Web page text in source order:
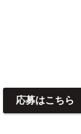
応募はこちら